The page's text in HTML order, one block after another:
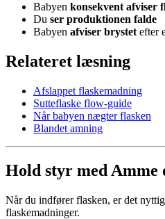
Babyen konsekvent afviser
Du ser produktionen falde
Babyen afviser brystet efter
Relateret læsning
Afslappet flaskemadning
Sutteflaske flow-guide
Når babyen nægter flasken
Blandet amning
Hold styr med Amme
Når du indfører flasken, er det
flaskemadninger.